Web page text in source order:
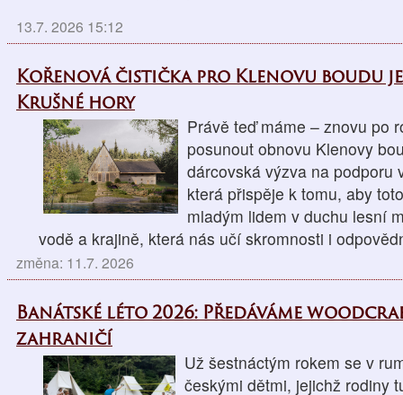
13.7. 2026 15:12
Kořenová čistička pro Klenovu boudu
Krušné hory
Právě teď máme – znovu po
posunout obnovu Klenovy
dárcovská výzva na podporu
která přispěje k tomu, aby
mladým lidem v duchu lesní
vodě a krajině, která nás učí skromnosti i
změna: 11.7. 2026
Banátské léto 2026: Předáváme
zahraničí
Už šestnáctým rokem se v
českými dětmi, jejichž rodiny